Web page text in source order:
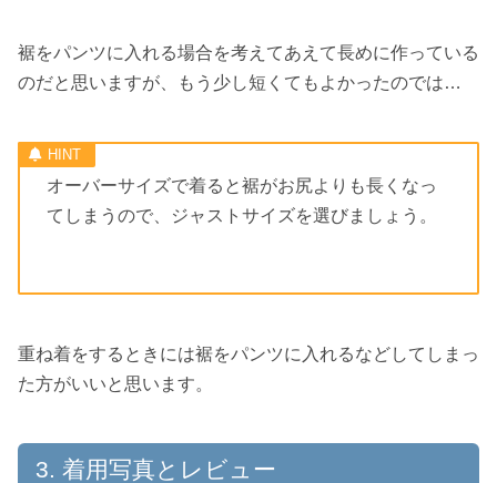
裾をパンツに入れる場合を考えてあえて長めに作っている
のだと思いますが、もう少し短くてもよかったのでは…
オーバーサイズで着ると裾がお尻よりも長くなっ
てしまうので、ジャストサイズを選びましょう。
重ね着をするときには裾をパンツに入れるなどしてしまっ
た方がいいと思います。
着用写真とレビュー